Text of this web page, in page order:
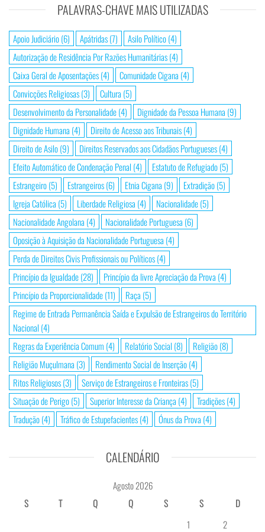
PALAVRAS-CHAVE MAIS UTILIZADAS
Apoio Judiciário(6) Apátridas(7) Asilo Político(4)
Autorização de Residência Por Razões Humanitárias(4)
Caixa Geral de Aposentações(4) Comunidade Cigana (4)
Convicções Religiosas(3) Cultura (5)
Desenvolvimento da Personalidade(4) Dignidade da Pessoa Humana (9)
Dignidade Humana (4) Direito de Acesso aos Tribunais(4)
Direito de Asilo(9) Direitos Reservados aos Cidadãos Portugueses(4)
Efeito Automático de Condenação Penal (4) Estatuto de Refugiado(5)
Estrangeiro(5) Estrangeiros(6) Etnia Cigana (9) Extradição(5)
Igreja Católica (5) Liberdade Religiosa (4) Nacionalidade(5)
Nacionalidade Angolana (4) Nacionalidade Portuguesa (6)
Oposição à Aquisição da Nacionalidade Portuguesa (4)
Perda de Direitos Civis Profissionais ou Políticos(4)
Princípio da Igualdade(28) Princípio da livre Apreciação da Prova (4)
Princípio da Proporcionalidade(11) Raça (5)
Regime de Entrada Permanência Saída e Expulsão de Estrangeiros do Território
Nacional (4)
Regras da Experiência Comum (4) Relatório Social (8) Religião(8)
Religião Muçulmana (3) Rendimento Social de Inserção(4)
Ritos Religiosos(3) Serviço de Estrangeiros e Fronteiras(5)
Situação de Perigo(5) Superior Interesse da Criança (4) Tradições(4)
Tradução(4) Tráfico de Estupefacientes(4) Ónus da Prova (4)
CALENDÁRIO
Agosto 2026
S
T Q Q S S
D
1
2